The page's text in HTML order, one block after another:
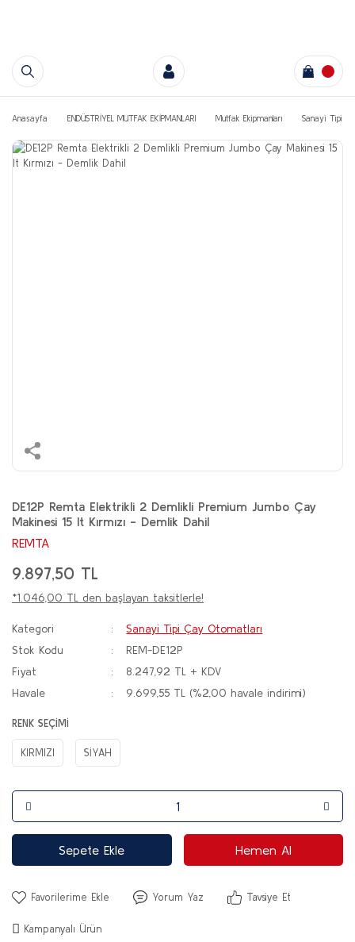
Anasayfa ENDÜSTRİYEL MUTFAK EKİPMANLARI Mutfak Ekipmanları Sanayi Tipi
DE12P Remta Elektrikli 2 Demlikli Premium Jumbo Çay
Makinesi 15 lt Kırmızı - Demlik Dahil
REMTA
9.897,50 TL
*1.046,00 TL den başlayan taksitlerle!
Kategori
Sanayi Tipi Çay Otomatları
Stok Kodu
REM-DE12P
Fiyat
8.247,92 TL + KDV
Havale
9.699,55 TL (%2,00 havale indirimi)
RENK SEÇİMİ
KIRMIZI SİYAH
Sepete Ekle Hemen Al
Yorum Yaz Tavsiye Et
Kampanyalı Ürün